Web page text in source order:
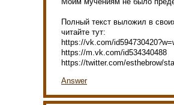
Полный текст выложил в
читайте тут:
https://vk.com/
https://m.vk.com/id534340488
https://twitter.com/esthebrow/
Answer